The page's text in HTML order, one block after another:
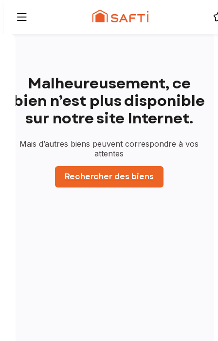
Malheureusement, ce
bien n’est plus disponible
sur notre site Internet.
Mais d’autres biens peuvent correspondre à vos
attentes
Rechercher des biens